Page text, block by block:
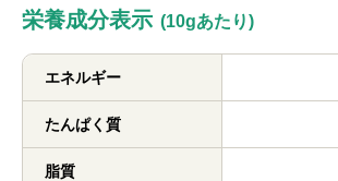
栄養成分表示 (10gあたり)
エネルギー
たんぱく質
脂質